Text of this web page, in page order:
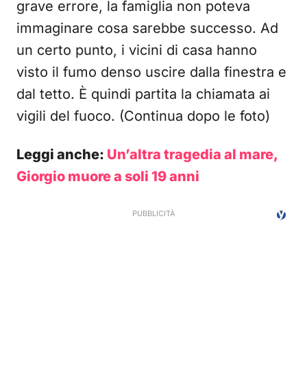
grave errore, la famiglia non poteva
immaginare cosa sarebbe successo. Ad
un certo punto, i vicini di casa hanno
visto il fumo denso uscire dalla finestra e
dal tetto. È quindi partita la chiamata ai
vigili del fuoco. (Continua dopo le foto)
Leggi anche: Un’altra tragedia al mare,
Giorgio muore a soli 19 anni